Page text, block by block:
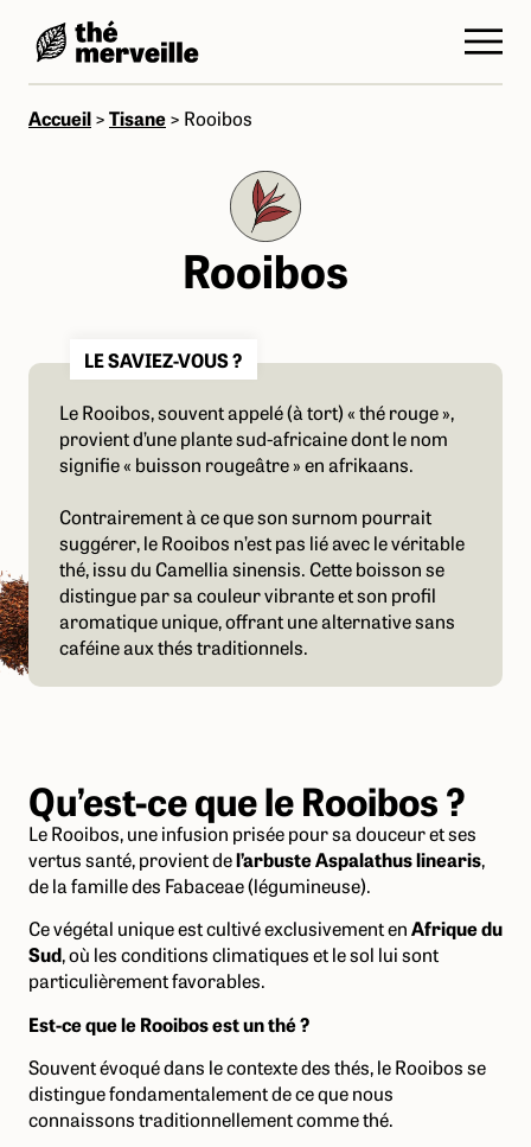
Accueil>Tisane> Rooibos
Rooibos
LE SAVIEZ-VOUS ?
Le Rooibos, souvent appelé (à tort) « thé rouge »,
provient d’une plante sud-africaine dont le nom
signifie « buisson rougeâtre » en afrikaans.
Contrairement à ce que son surnom pourrait
suggérer, le Rooibos n’est pas lié avec le véritable
thé, issu du Camellia sinensis. Cette boisson se
distingue par sa couleur vibrante et son profil
aromatique unique, offrant une alternative sans
caféine aux thés traditionnels.
Qu’est-ce que le Rooibos ?
Le Rooibos, une infusion prisée pour sa douceur et ses
vertus santé, provient del’arbuste Aspalathus linearis,
de la famille des Fabaceae (légumineuse).
Ce végétal unique est cultivé exclusivement enAfrique du
Sud, où les conditions climatiques et le sol lui sont
particulièrement favorables.
Est-ce que le Rooibos est un thé ?
Souvent évoqué dans le contexte des thés, le Rooibos se
distingue fondamentalement de ce que nous
connaissons traditionnellement comme thé.